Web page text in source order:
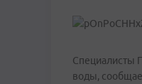
Специалисты
воды,